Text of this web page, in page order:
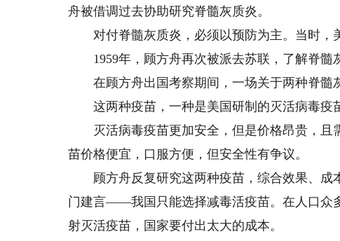
舟被借调过去协助研究脊髓灰质炎。
对付脊髓灰质炎，必须以预防为主。当时，
1959年，顾方舟再次被派去苏联，了解脊髓
在顾方舟出国考察期间，一场关于两种脊髓
这两种疫苗，一种是美国研制的灭活病毒疫
灭活病毒疫苗更加安全，但是价格昂贵，且
苗价格便宜，口服方便，但安全性有争议。
顾方舟反复研究这两种疫苗，综合效果、成
门建言——我国只能选择减毒活疫苗。在人口众
射灭活疫苗，国家要付出太大的成本。